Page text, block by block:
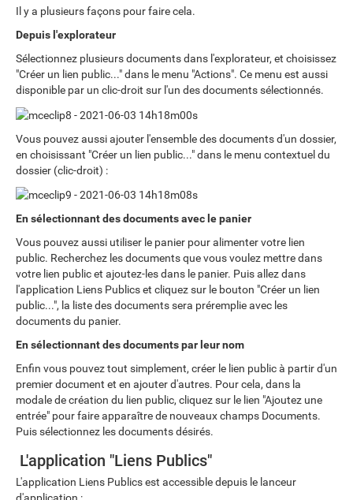
Il y a plusieurs façons pour faire cela.
Depuis l'explorateur
Sélectionnez plusieurs documents dans l'explorateur, et choisissez
"Créer un lien public..." dans le menu "Actions". Ce menu est aussi
disponible par un clic-droit sur l'un des documents sélectionnés.
Vous pouvez aussi ajouter l'ensemble des documents d'un dossier,
en choisissant "Créer un lien public..." dans le menu contextuel du
dossier (clic-droit) :
En sélectionnant des documents avec le panier
Vous pouvez aussi utiliser le panier pour alimenter votre lien
public. Recherchez les documents que vous voulez mettre dans
votre lien public et ajoutez-les dans le panier. Puis allez dans
l'application Liens Publics et cliquez sur le bouton "Créer un lien
public...", la liste des documents sera préremplie avec les
documents du panier.
En sélectionnant des documents par leur nom
Enfin vous pouvez tout simplement, créer le lien public à partir d'un
premier document et en ajouter d'autres. Pour cela, dans la
modale de création du lien public, cliquez sur le lien "Ajoutez une
entrée" pour faire apparaître de nouveaux champs Documents.
Puis sélectionnez les documents désirés.
L'application "Liens Publics"
L'application Liens Publics est accessible depuis le lanceur
d'application :